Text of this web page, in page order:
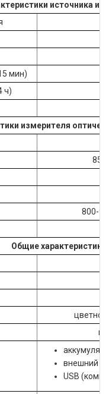
источника
мин)
ч)
измерителя
800-
Общие характеристики
внешний
USB